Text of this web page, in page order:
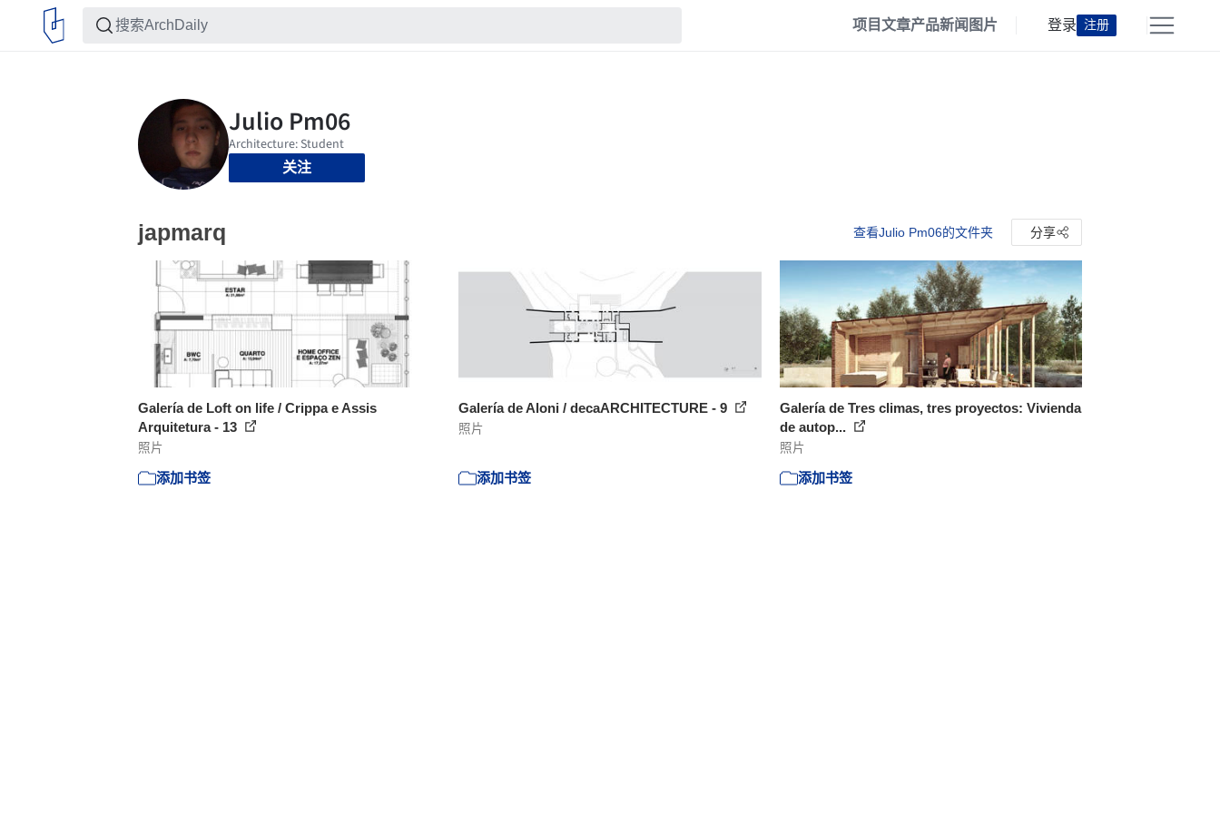
项目文章产品新闻 图片 登录 注册
关注
japmarq 查看Julio Pm06的文件夹 分享
Galería de Loft on life / Crippa e Assis
Arquitetura - 13
照片
添加书签
Galería de Aloni / decaARCHITECTURE - 9
照片
添加书签
Galería de Tres climas, tres proyectos: Vivienda
de autop...
照片
添加书签